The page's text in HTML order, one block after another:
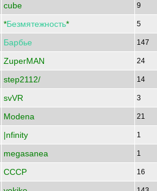
cube 9
*Безмятежность* 5
Барбье 147
ZuperMAN 24
step2112/ 14
svVR 3
Modena 21
|nfinity 1
megasanea 1
CCCP 16